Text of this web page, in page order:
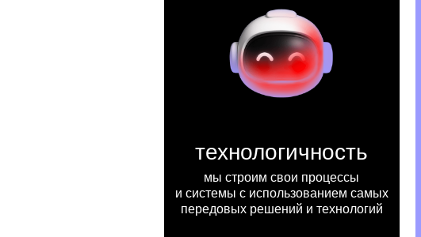
технологичность
мы строим свои процессы
и системы с использованием самых
передовых решений и технологий